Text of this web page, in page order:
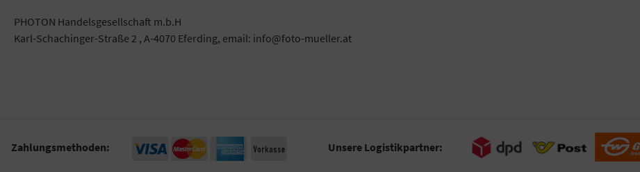
PHOTON Handelsgesellschaft m.b.H
Karl-Schachinger-Straße 2 , A-4070 Eferding, email: info@foto-mueller.at
Zahlungsmethoden: Unsere Logistikpartner: